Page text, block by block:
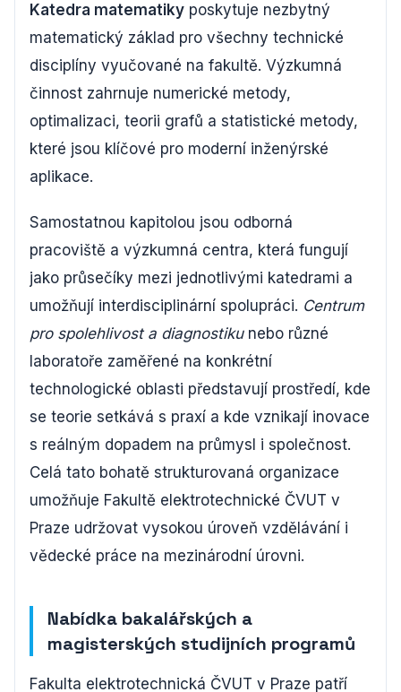
Katedra matematiky poskytuje nezbytný
matematický základ pro všechny technické
disciplíny vyučované na fakultě. Výzkumná
činnost zahrnuje numerické metody,
optimalizaci, teorii grafů a statistické metody,
které jsou klíčové pro moderní inženýrské
aplikace.
Samostatnou kapitolou jsou odborná
pracoviště a výzkumná centra, která fungují
jako průsečíky mezi jednotlivými katedrami a
umožňují interdisciplinární spolupráci. Centrum
pro spolehlivost a diagnostikunebo různé
laboratoře zaměřené na konkrétní
technologické oblasti představují prostředí, kde
se teorie setkává s praxí a kde vznikají inovace
s reálným dopadem na průmysl i společnost.
Celá tato bohatě strukturovaná organizace
umožňuje Fakultě elektrotechnické ČVUT v
Praze udržovat vysokou úroveň vzdělávání i
vědecké práce na mezinárodní úrovni.
Nabídka bakalářských a
magisterských studijních programů
Fakulta elektrotechnická ČVUT v Praze patří